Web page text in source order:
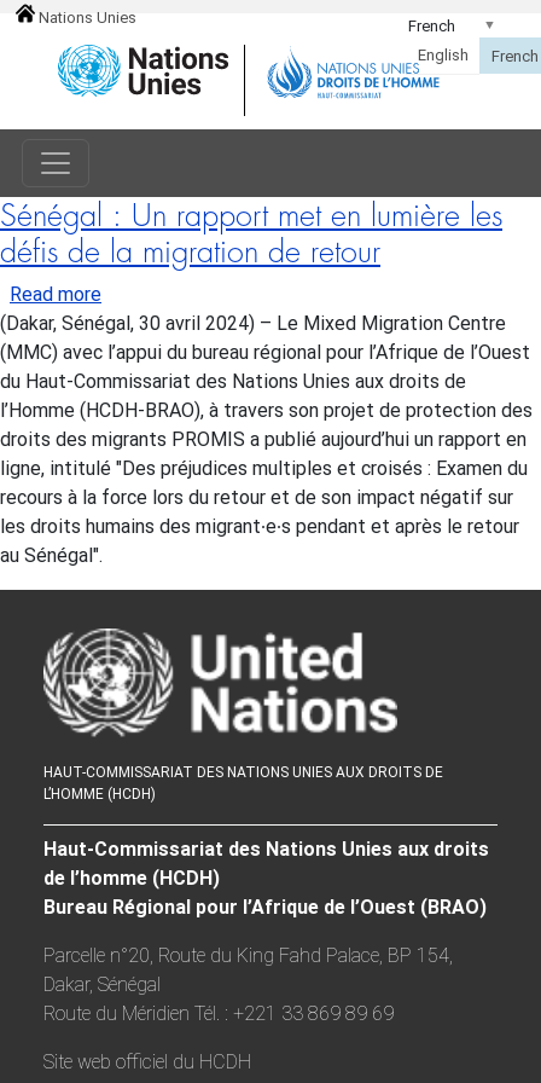
Nations Unies
Sénégal : Un rapport met en lumière les
défis de la migration de retour
Read moreabout Sénégal : Un rapport met en lumière les
(Dakar, Sénégal, 30 avril 2024) – Le Mixed Migration Centre
(MMC) avec l’appui du bureau régional pour l’Afrique de l’Ouest
du Haut-Commissariat des Nations Unies aux droits de
l’Homme (HCDH-BRAO), à travers son projet de protection des
droits des migrants PROMIS a publié aujourd’hui un rapport en
ligne, intitulé "Des préjudices multiples et croisés : Examen du
recours à la force lors du retour et de son impact négatif sur
les droits humains des migrant∙e∙s pendant et après le retour
au Sénégal".
HAUT-COMMISSARIAT DES NATIONS UNIES AUX DROITS DE
L’HOMME (HCDH)
Haut-Commissariat des Nations Unies aux droits
de l’homme (HCDH)
Bureau Régional pour l’Afrique de l’Ouest (BRAO)
Parcelle n°20, Route du King Fahd Palace, BP 154,
Dakar, Sénégal
Route du Méridien Tél. : +221 33 869 89 69
Site web officiel du HCDH